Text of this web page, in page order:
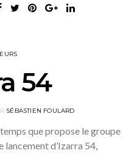
54
SÉBASTIEN FOULARD
que propose le groupe
d’Izarra 54,